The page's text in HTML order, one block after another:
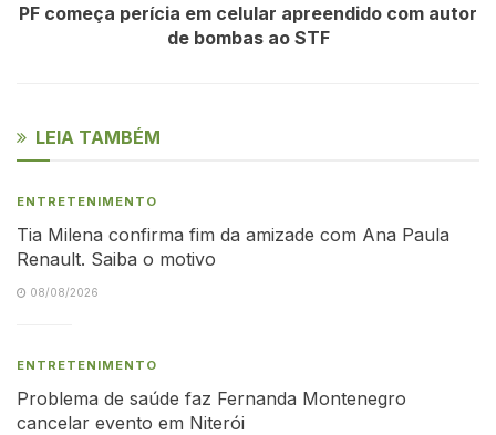
PF começa perícia em celular apreendido com autor
de bombas ao STF
LEIA TAMBÉM
ENTRETENIMENTO
Tia Milena confirma fim da amizade com Ana Paula
Renault. Saiba o motivo
08/08/2026
ENTRETENIMENTO
Problema de saúde faz Fernanda Montenegro
cancelar evento em Niterói